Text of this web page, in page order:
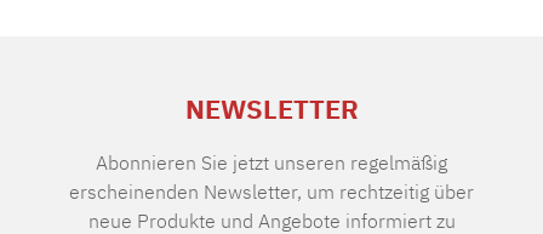
NEWSLETTER
Abonnieren Sie jetzt unseren regelmäßig
erscheinenden Newsletter, um rechtzeitig über
neue Produkte und Angebote informiert zu